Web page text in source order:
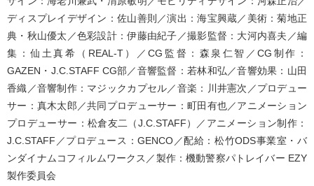
ディスプレイデザイン：佐山善則／演出：海宝興蔵／美術：菊地正
典・秋山優太／色彩設計：伊藤由紀子／撮影監督：大河内喜夫／編
集：仙土真希（REAL-T）／CG監督：森泉仁智／CG制作：
GAZEN・J.C.STAFF CG部／音響監督：若林和弘／音響効果：山田
香織／音響制作：マジックカプセル／音楽：川井憲次／プロデュー
サー：真木太郎／共同プロデューサー：町田有也／アニメーション
プロデューサー：松倉友二（J.C.STAFF）／アニメーション制作：
J.C.STAFF／プロデュース：GENCO／配給：松竹ODS事業室・バ
ンダイナムコフィルムワークス／製作：機動警察パトレイバー EZY
製作委員会